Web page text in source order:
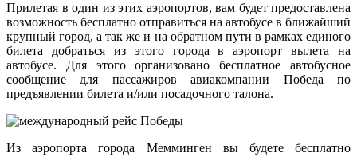
Прилетая в один из этих аэропортов, вам будет предоставлена
возможность бесплатно отправиться на автобусе в ближайший
крупный город, а так же и на обратном пути в рамках единого
билета добраться из этого города в аэропорт вылета на
автобусе. Для этого организовано бесплатное автобусное
сообщение для пассажиров авиакомпании Победа по
предъявлении билета и/или посадочного талона.
Из аэропорта города Мемминген вы будете бесплатно